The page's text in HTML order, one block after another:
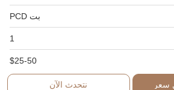
بت PCD
1
$25-50
سعر نتحدث الآن